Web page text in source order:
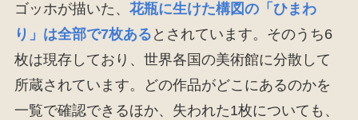
ゴッホが描いた、 花瓶に生けた構図の「ひまわ
り」は全部で7枚ある とされています。そのうち6
枚は現存しており、世界各国の美術館に分散して
所蔵されています。どの作品がどこにあるのかを
一覧で確認できるほか、失われた1枚についても、